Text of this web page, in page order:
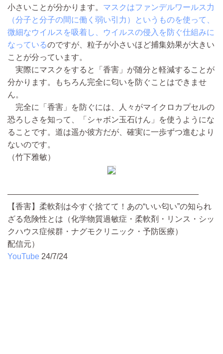
小さいことが分かります。 マスクはファンデルワールス力
（分子と分子の間に働く弱い引力）というものを使って、
微細なウイルスを吸着し、ウイルスの侵入を防ぐ仕組みに
なっているのですが、粒子が小さいほど捕集効果が大きい
ことが分っています。
実際にマスクをすると「香害」が随分と軽減することが
分かります。もちろん完全に匂いを防ぐことはできませ
ん。
完全に「香害」を防ぐには、人々がマイクロカプセルの
恐ろしさを知って、「シャボン玉石けん」を使うようにな
ることです。道は遥か彼方だが、確実に一歩ずつ進むより
ないのです。
（竹下雅敏）
————————————————————————
【香害】柔軟剤は今すぐ捨てて！あの“いい匂い”の知られ
ざる危険性とは（化学物質過敏症・柔軟剤・リンス・シッ
クハウス症候群・ナグモクリニック・予防医療）
配信元）
YouTube 24/7/24